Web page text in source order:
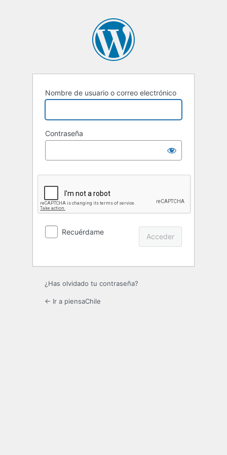
Nombre de usuario o correo electrónico
Contraseña
Recuérdame
¿Has olvidado tu contraseña?
← Ir a piensaChile